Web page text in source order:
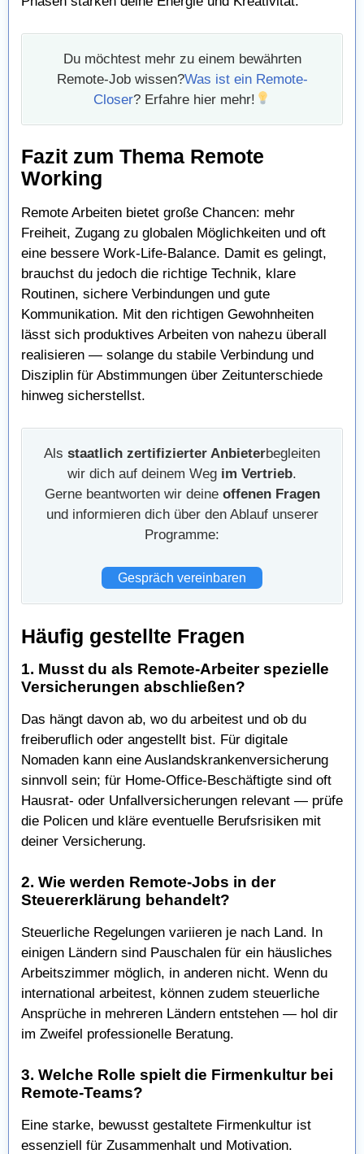
Du möchtest mehr zu einem bewährten
Remote-Job wissen?Was ist ein Remote-
Closer? Erfahre hier mehr!
Fazit zum Thema Remote
Working
Remote Arbeiten bietet große Chancen: mehr
Freiheit, Zugang zu globalen Möglichkeiten und oft
eine bessere Work-Life-Balance. Damit es gelingt,
brauchst du jedoch die richtige Technik, klare
Routinen, sichere Verbindungen und gute
Kommunikation. Mit den richtigen Gewohnheiten
lässt sich produktives Arbeiten von nahezu überall
realisieren — solange du stabile Verbindung und
Disziplin für Abstimmungen über Zeitunterschiede
hinweg sicherstellst.
Als staatlich zertifizierter Anbieterbegleiten
wir dich auf deinem Weg im Vertrieb.
Gerne beantworten wir deine offenen Fragen
und informieren dich über den Ablauf unserer
Programme:
Gespräch vereinbaren
Häufig gestellte Fragen
1. Musst du als Remote-Arbeiter spezielle
Versicherungen abschließen?
Das hängt davon ab, wo du arbeitest und ob du
freiberuflich oder angestellt bist. Für digitale
Nomaden kann eine Auslandskrankenversicherung
sinnvoll sein; für Home-Office-Beschäftigte sind oft
Hausrat- oder Unfallversicherungen relevant — prüfe
die Policen und kläre eventuelle Berufsrisiken mit
deiner Versicherung.
2. Wie werden Remote-Jobs in der
Steuererklärung behandelt?
Steuerliche Regelungen variieren je nach Land. In
einigen Ländern sind Pauschalen für ein häusliches
Arbeitszimmer möglich, in anderen nicht. Wenn du
international arbeitest, können zudem steuerliche
Ansprüche in mehreren Ländern entstehen — hol dir
im Zweifel professionelle Beratung.
3. Welche Rolle spielt die Firmenkultur bei
Remote-Teams?
Eine starke, bewusst gestaltete Firmenkultur ist
essenziell für Zusammenhalt und Motivation.